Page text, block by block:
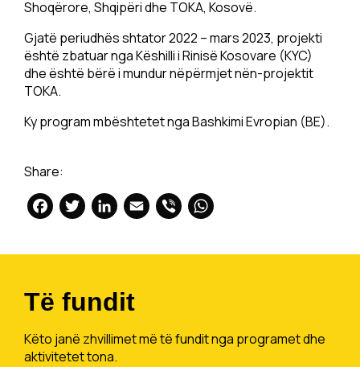
Shoqërore, Shqipëri dhe TOKA, Kosovë.
Gjatë periudhës shtator 2022 – mars 2023, projekti
është zbatuar nga Këshilli i Rinisë Kosovare (KYC)
dhe është bërë i mundur nëpërmjet nën-projektit
TOKA.
Ky program mbështetet nga Bashkimi Evropian (BE).
Share:
Facebook
Twitter
LinkedIn
Email
Viber
Të fundit
Këto janë zhvillimet më të fundit nga programet dhe
aktivitetet tona.